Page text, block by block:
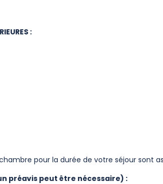
:
pour la durée de votre séjour sont
préavis peut être nécessaire) :